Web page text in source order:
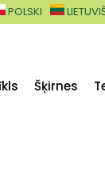
POLSKI
Šķirnes